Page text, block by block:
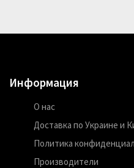
Информация
О нас
Доставка по Украине и
Политика
Производители